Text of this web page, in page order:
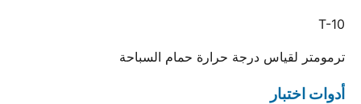
T-10
ترمومتر لقياس درجة حرارة حمام السباحة
أدوات اختبار